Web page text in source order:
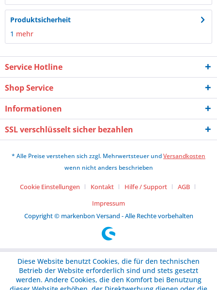
Produktsicherheit
1 mehr
Service Hotline
Shop Service
Informationen
SSL verschlüsselt sicher bezahlen
* Alle Preise verstehen sich zzgl. Mehrwertsteuer undVersandkosten
wenn nicht anders beschrieben
Cookie Einstellungen Kontakt Hilfe / Support
AGB
Impressum
Copyright © markenbon Versand - Alle Rechte vorbehalten
Diese Website benutzt Cookies, die für den technischen
Betrieb der Website erforderlich sind und stets gesetzt
werden. Andere Cookies, die den Komfort bei Benutzung